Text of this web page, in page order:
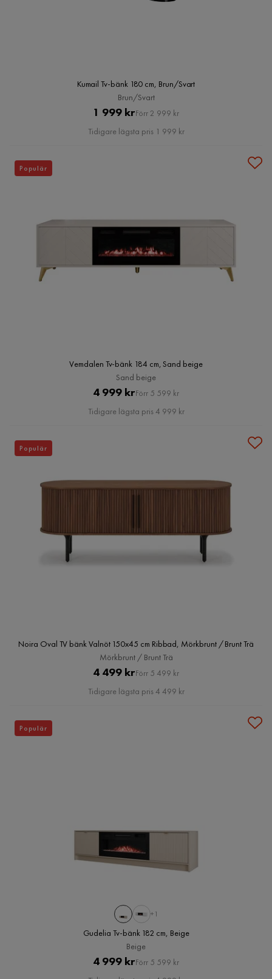
Kumail Tv-bänk 180 cm, Brun/Svart
Brun/Svart
Pris
1 999 krOriginal
Pris
Förr 2 999 kr
Tidigare lägsta pris 1 999 kr
Vemdalen Tv-bänk 184 cm, Sand beige
Sand beige
Pris
4 999 krOriginal
Pris
Förr 5 599 kr
Tidigare lägsta pris 4 999 kr
Populär
Noira Oval TV bänk Valnöt 150x45 cm Ribbad, Mörkbrunt / Brunt Trä
Mörkbrunt / Brunt Trä
Pris
4 499 krOriginal
Pris
Förr 5 499 kr
Tidigare lägsta pris 4 499 kr
Populär
+1
Gudelia Tv-bänk 182 cm, Beige
Beige
Pris
4 999 krOriginal
Förr 5 599 kr
Populär